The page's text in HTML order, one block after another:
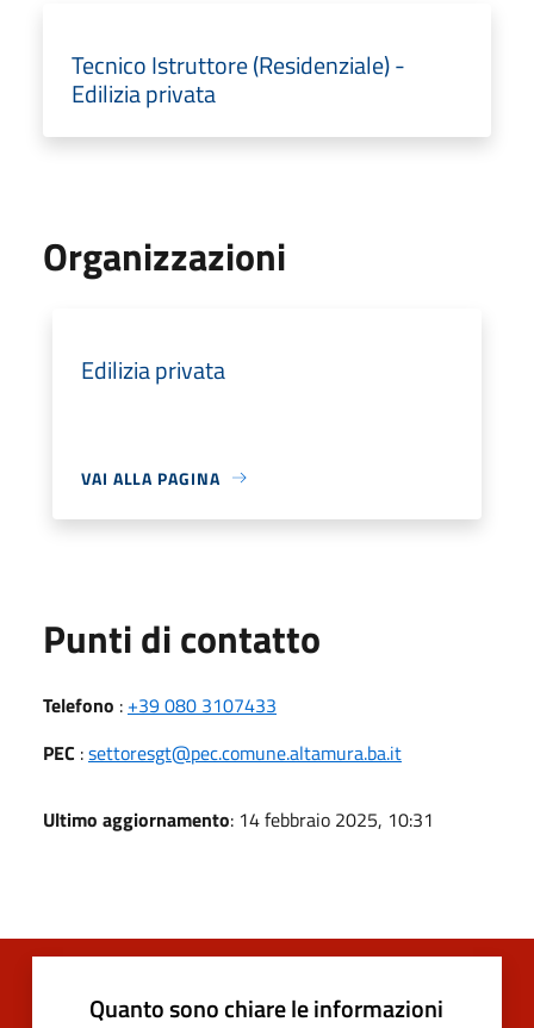
Tecnico Istruttore (Residenziale) -
Edilizia privata
Organizzazioni
Edilizia privata
VAI ALLA PAGINA
Punti di contatto
Telefono : +39 080 3107433
PEC :settoresgt@pec.comune.altamura.ba.it
Ultimo aggiornamento: 14 febbraio 2025, 10:31
Quanto sono chiare le informazioni